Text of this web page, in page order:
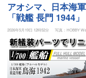
アオシマ、日本海
「戦艦 長門 1944
2026年5月19日 12時52分 写真：HOBBY